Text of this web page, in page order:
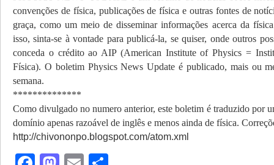
convenções de física, publicações de física e outras fontes de
graça, como um meio de disseminar informações acerca da
isso, sinta-se à vontade para publicá-la, se quiser, onde outros
conceda o crédito ao AIP (American Institute of Physics =
Física). O boletim Physics News Update é publicado, mais ou
semana.
**************
Como divulgado no numero anterior, este boletim é traduzido por
domínio apenas razoável de inglês e menos ainda de física.
http://chivononpo.blogspot.com/atom.xml